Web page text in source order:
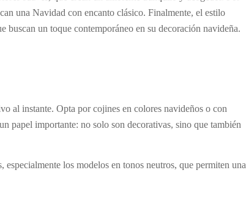
una Navidad con encanto clásico. Finalmente, el estilo
buscan un toque contemporáneo en su decoración navideña.
al instante. Opta por cojines en colores navideños o con
papel importante: no solo son decorativas, sino que también
especialmente los modelos en tonos neutros, que permiten una